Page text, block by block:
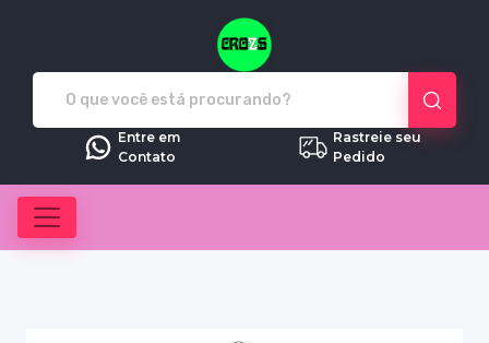
Crozs - Camisetas e produtos
Entre em
Contato
Rastreie seu
Pedido